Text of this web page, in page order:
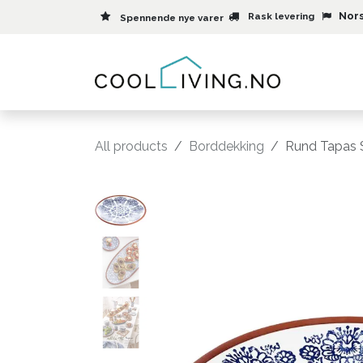
Spennende nye varer Rask levering
All products Borddekking Rund